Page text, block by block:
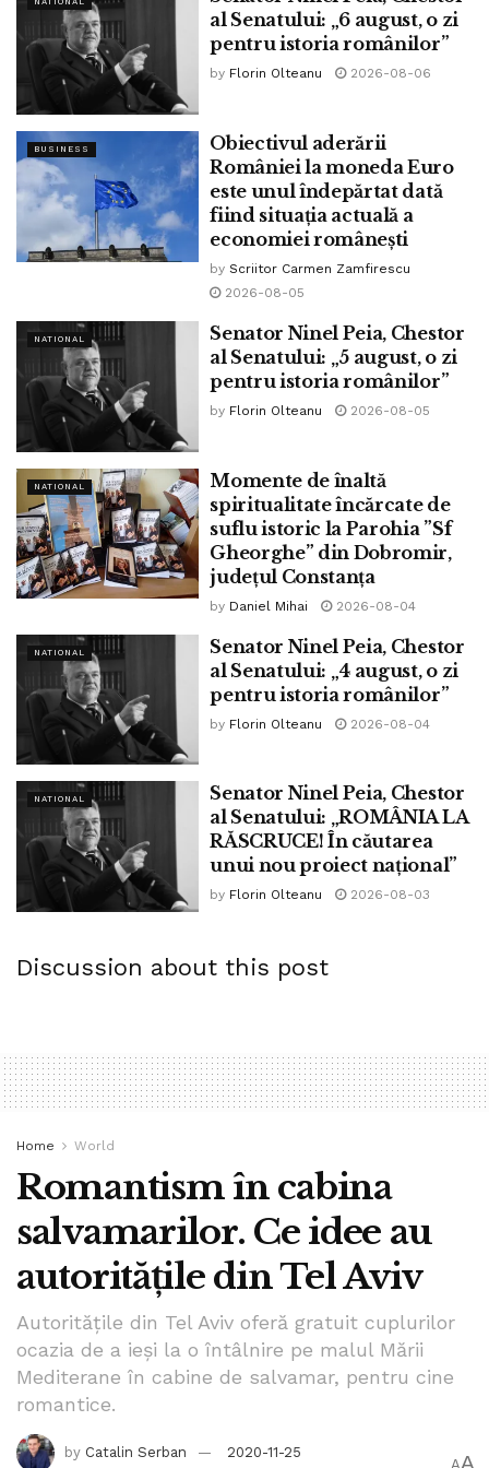
De asemenea, în cazul în care Firea nu va acționa, liberalii
îl somează pe președintele PSD, Marcel Ciolacu, să ia
atitudine.
Tags: bădulescu caricatura catalin serban iohannis
pnl psd www.bpnews.ro
NATIONAL
al Senatului: „6 august, o zi
pentru istoria românilor”
by Florin Olteanu 2026-08-06
BUSINESS
Obiectivul aderării
României la moneda Euro
este unul îndepărtat dată
fiind situația actuală a
economiei românești
by Scriitor Carmen Zamfirescu
2026-08-05
NATIONAL
Senator Ninel Peia, Chestor
al Senatului: „5 august, o zi
pentru istoria românilor”
by Florin Olteanu 2026-08-05
NATIONAL
Momente de înaltă
spiritualitate încărcate de
suflu istoric la Parohia ”Sf
Gheorghe” din Dobromir,
județul Constanța
by Daniel Mihai 2026-08-04
NATIONAL
Senator Ninel Peia, Chestor
al Senatului: „4 august, o zi
pentru istoria românilor”
by Florin Olteanu 2026-08-04
NATIONAL
Senator Ninel Peia, Chestor
al Senatului: „ROMÂNIA LA
RĂSCRUCE! În căutarea
unui nou proiect național”
by Florin Olteanu 2026-08-03
Discussion about this post
Home World
Romantism în cabina
salvamarilor. Ce idee au
autoritățile din Tel Aviv
Autoritățile din Tel Aviv oferă gratuit cuplurilor
ocazia de a ieși la o întâlnire pe malul Mării
Mediterane în cabine de salvamar, pentru cine
romantice.
by Catalin Serban
2020-11-25
A